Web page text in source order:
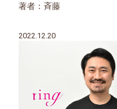
著者：斉藤
2022.12.20